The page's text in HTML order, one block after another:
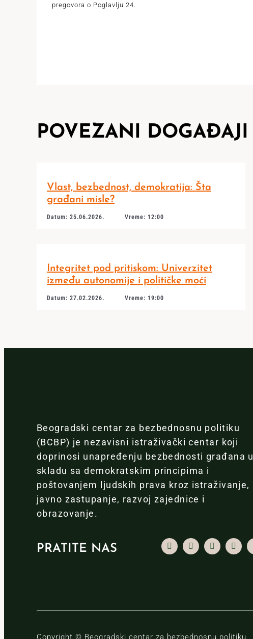
pregovora o Poglavlju 24.
POVEZANI DOGAĐAJI
Vlast, bezbednost, demokratija: Šta
građani misle?
Datum: 25.06.2026. Vreme: 12:00
Integritet pod pritiskom: Univerzitet
između autonomije i političke moći
Datum: 27.02.2026. Vreme: 19:00
Beogradski centar za bezbednosnu politiku
(BCBP) je nezavisni istraživački centar koji
doprinosi unapređenju bezbednosti građana u
skladu sa demokratskim principima i
poštovanjem ljudskih prava kroz istraživanje,
javno zastupanje, razvoj zajednice i
obrazovanje.
PRATITE NAS
Copyright © Beogradski centar za bezbednosnu politiku.